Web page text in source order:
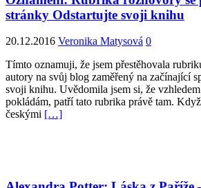
stránky Odstartujte svoji knihu
20.12.2016 Veronika Matysová 0
Tímto oznamuji, že jsem přestěhovala
autory na svůj blog zaměřený na začínající
svoji knihu. Uvědomila jsem si, že
pokládám, patří tato rubrika právě tam.
českými […]